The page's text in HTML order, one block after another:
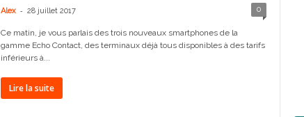
Alex - 28 juillet 2017 0
Ce matin, je vous parlais des trois nouveaux smartphones de la
gamme Echo Contact, des terminaux déjà tous disponibles à des tarifs
inférieurs à...
Lire la suite